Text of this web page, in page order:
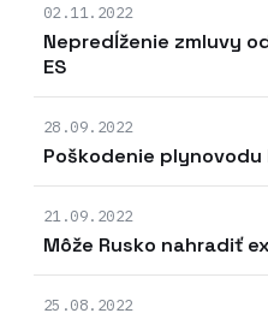
02.11.2022
Nepredĺženie zmluvy
ES
28.09.2022
Poškodenie plynovodu
21.09.2022
Môže Rusko nahradiť
25.08.2022